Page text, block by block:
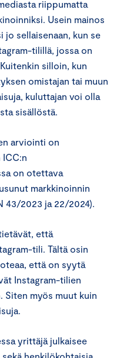
riippumatta
Usein mainos
sellaisenaan, kun se
tilillä, jossa on
silloin, kun
omistajan tai muun
kuluttajan voi olla
sisällöstä.
arviointi on
on otettava
markkinoinnin
43/2023 ja 22/2024).
että
tili. Tältä osin
että on syytä
Instagram-tilien
Siten myös muut kuin
yrittäjä julkaisee